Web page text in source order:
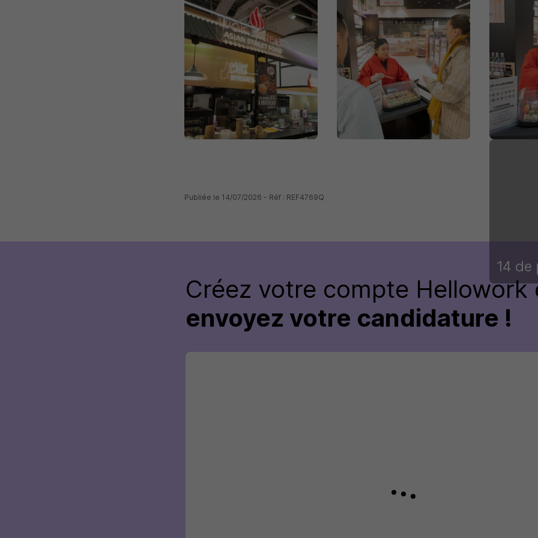
14 de
Publiée le 14/07/2026 - Réf : REF4769Q
Créez votre compte Hellowork
envoyez votre candidature !